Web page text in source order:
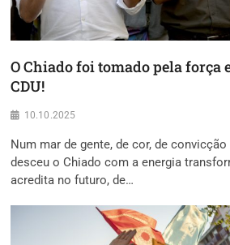
O Chiado foi tomado pela força
CDU!
10.10.2025
Num mar de gente, de cor, de convicção
desceu o Chiado com a energia
acredita no futuro, de…